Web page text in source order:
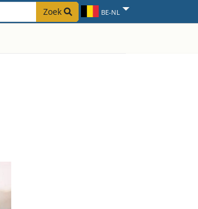
Zoek BE-NL